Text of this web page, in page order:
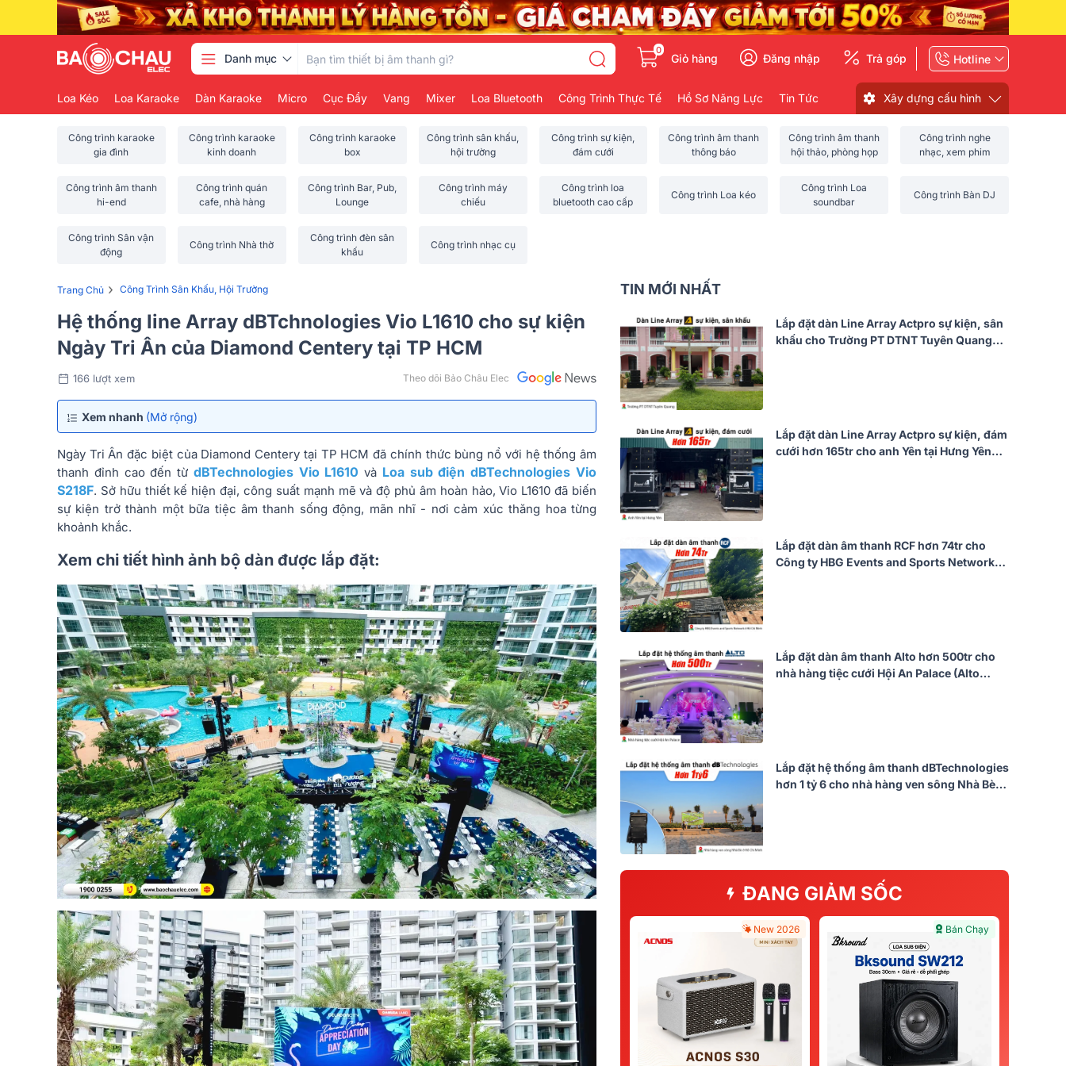
Danh mục
0
Giỏ hàng Đăng nhập Trả góp Hotline
Loa Kéo Loa Karaoke Dàn Karaoke Micro Cục Đẩy Vang Mixer Loa Bluetooth Công Trình Thực Tế Hồ Sơ Năng Lực Tin Tức Xây dựng cấu hình
Công trình karaoke
gia đình
Công trình karaoke
kinh doanh
Công trình karaoke
box
Công trình sân khấu,
hội trường
Công trình sự kiện,
đám cưới
Công trình âm thanh
thông báo
Công trình âm thanh
hội thảo, phòng họp
Công trình nghe
nhạc, xem phim
Công trình âm thanh
hi-end
Công trình quán
cafe, nhà hàng
Công trình Bar, Pub,
Lounge
Công trình máy
chiếu
Công trình loa
bluetooth cao cấp
Công trình Loa kéo
Công trình Loa
soundbar
Công trình Bàn DJ
Công trình Sân vận
động
Công trình Nhà thờ
Công trình đèn sân
khấu
Công trình nhạc cụ
Trang Chủ › Công Trình Sân Khấu, Hội Trường
Hệ thống line Array dBTchnologies Vio L1610 cho sự kiện
Ngày Tri Ân của Diamond Centery tại TP HCM
166 lượt xem Theo dõi Bảo Châu Elec
Xem nhanh (Mở rộng)
Ngày Tri Ân đặc biệt của Diamond Centery tại TP HCM đã chính thức bùng nổ với hệ thống âm
thanh đỉnh cao đến từ dBTechnologies Vio L1610 và Loa sub điện dBTechnologies Vio
S218F. Sở hữu thiết kế hiện đại, công suất mạnh mẽ và độ phủ âm hoàn hảo, Vio L1610 đã biến
sự kiện trở thành một bữa tiệc âm thanh sống động, mãn nhĩ - nơi cảm xúc thăng hoa từng
khoảnh khắc.
Xem chi tiết hình ảnh bộ dàn được lắp đặt:
TIN MỚI NHẤT
Lắp đặt dàn Line Array Actpro sự kiện, sân
khấu cho Trường PT DTNT Tuyên Quang
Lắp đặt dàn Line Array Actpro sự kiện, đám
cưới hơn 165tr cho anh Yên tại Hưng Yên
Lắp đặt dàn âm thanh RCF hơn 74tr cho
Công ty HBG Events and Sports Network
Lắp đặt dàn âm thanh Alto hơn 500tr cho
nhà hàng tiệc cưới Hội An Palace (Alto
Lắp đặt hệ thống âm thanh dBTechnologies
hơn 1 tỷ 6 cho nhà hàng ven sông Nhà Bè
ĐANG GIẢM SỐC
New 2026 Bán Chạy